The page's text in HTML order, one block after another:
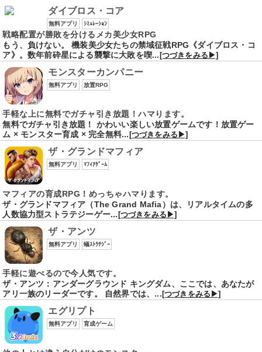
ダイブロス・コア
無料アプリ ｼﾐｭﾚｰｼｮﾝ
戦略配置が勝敗を分けるメカ美少女RPG
もう、負けない。 機装美少女たちの禁域征戦RPG《ダイブロス・コ
ア》。数年前砕星による襲撃に大敗を喫...[つづきをみる▶]
モンスターカンパニー
無料アプリ 放置RPG
手軽な上に無料でガチャ引き放題！ハマります。
無料でガチャ引き放題！ かわいい楽しい放置ゲームです！放置ゲー
ム × モンスター育成 × 完全無料... [つづきをみる▶]
ザ・グランドマフィア
無料アプリ ﾏﾌｨｱｹﾞｰﾑ
マフィアの育成RPG！めっちゃハマります。
ザ・グランドマフィア（The Grand Mafia）は、リアルタイムの多
人数協力型ストラテジーゲー... [つづきをみる▶]
ザ・アンツ
無料アプリ 蟻ｽﾄﾗﾃｼﾞｰ
手軽に遊べるので今人気です。
ザ・アンツ：アンダーグラウンド キングダム、ここでは、あなたが
アリ一族のリーダーです。 自然界では、... [つづきをみる▶]
エグリプト
無料アプリ 育成ゲーム